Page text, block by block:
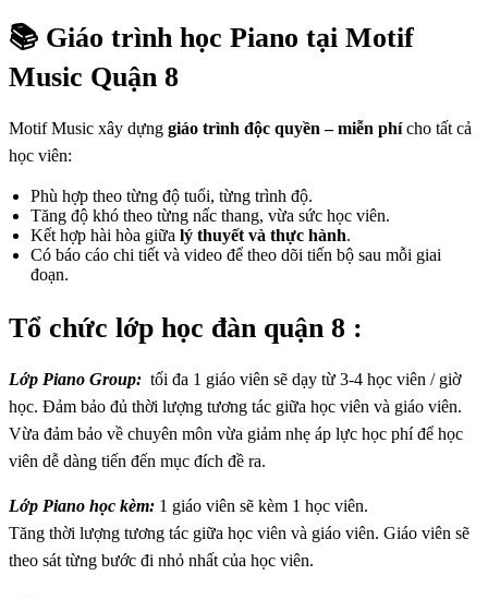
📚 Giáo trình học Piano tại Motif
Music Quận 8
Motif Music xây dựng giáo trình độc quyền – miễn phícho tất cả
học viên:
Phù hợp theo từng độ tuổi, từng trình độ.
Tăng độ khó theo từng nấc thang, vừa sức học viên.
Kết hợp hài hòa giữa lý thuyết và thực hành.
Có báo cáo chi tiết và video để theo dõi tiến bộ sau mỗi giai
đoạn.
Tổ chức lớp học đàn quận 8 :
Lớp Piano Group: tối đa 1 giáo viên sẽ dạy từ 3-4 học viên / giờ
học. Đảm bảo đủ thời lượng tương tác giữa học viên và giáo viên.
Vừa đảm bảo về chuyên môn vừa giảm nhẹ áp lực học phí để học
viên dễ dàng tiến đến mục đích đề ra.
Lớp Piano học kèm: 1 giáo viên sẽ kèm 1 học viên.
Tăng thời lượng tương tác giữa học viên và giáo viên. Giáo viên sẽ
theo sát từng bước đi nhỏ nhất của học viên.